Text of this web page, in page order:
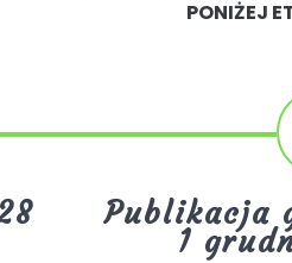
PONIŻEJ
Publikacja
1